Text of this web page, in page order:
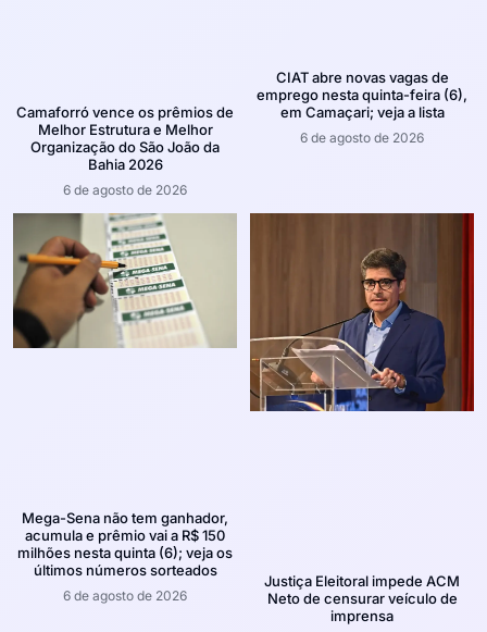
Camaforró vence os prêmios de
Melhor Estrutura e Melhor
Organização do São João da
Bahia 2026
6 de agosto de 2026
CIAT abre novas vagas de
emprego nesta quinta-feira (6),
em Camaçari; veja a lista
6 de agosto de 2026
Mega-Sena não tem ganhador,
acumula e prêmio vai a R$ 150
milhões nesta quinta (6); veja os
últimos números sorteados
6 de agosto de 2026
Justiça Eleitoral impede ACM
Neto de censurar veículo de
imprensa